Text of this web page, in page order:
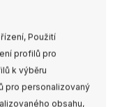
Použití
profilů pro
k výběru
pro personalizovaný
obsahu,